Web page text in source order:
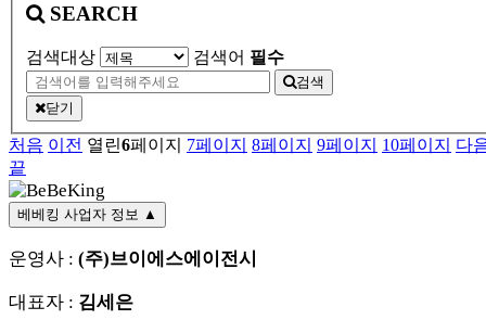
SEARCH
검색대상 검색어 필수
검색
닫기
처음 이전 열린6페이지 7페이지 8페이지 9페이지 10페이지
다
끝
베베킹 사업자 정보 ▲
운영사 : (주)브이에스에이전시
대표자 : 김세은